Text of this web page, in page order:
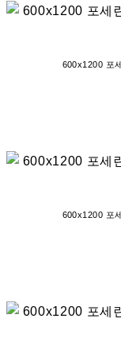
600x1200 포
600x1200 포